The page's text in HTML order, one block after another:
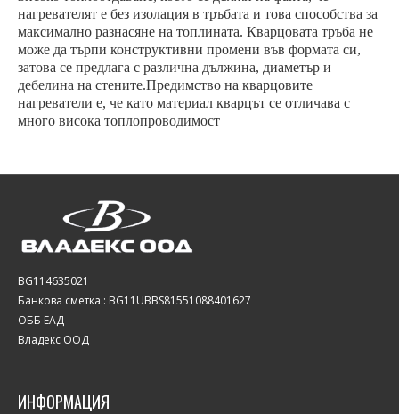
нагревателят е без изолация в тръбата и това способства за
максимално разнасяне на топлината. Кварцовата тръба не
може да търпи конструктивни промени във формата си,
затова се предлага с различна дължина, диаметър и
дебелина на стените.Предимство на кварцовите
нагреватели е, че като материал кварцът се oтличава с
много висока тoплопроводимост
BG114635021
Банкова сметка : BG11UBBS81551088401627
ОББ ЕАД
Владекс ООД
ИНФОРМАЦИЯ